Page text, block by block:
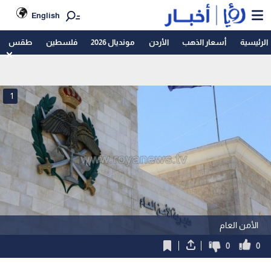
English
الرئيسية أسعار الذهب الأردن مونديال 2026 فلسطين طقس
الأمن العام
1
0
0